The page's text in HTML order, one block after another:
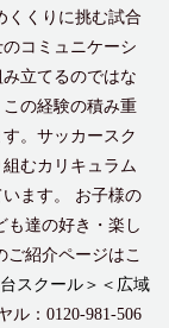
くくりに挑む試合
コミュニケーシ
立てるのではな
の経験の積み重
。サッカースク
むカリキュラム
ます。 お子様の
も達の好き・楽し
ご紹介ページはこ
スクール＞＜広域
ル：0120-981-506